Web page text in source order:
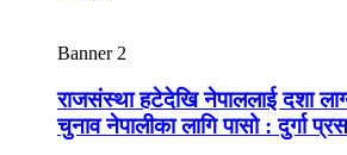
Banner 2
राजसंस्था हटेदेखि नेपाललाई दशा
चुनाव नेपालीका लागि पासो : दुर्गा